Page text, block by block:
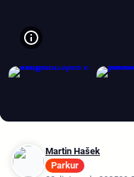
Martin Hašek
Parkur